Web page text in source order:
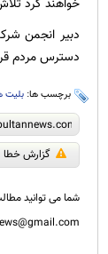
دبیر انجمن
دسترس مردم
برچسب ها: بلیت
گزارش خطا
شما می توانید